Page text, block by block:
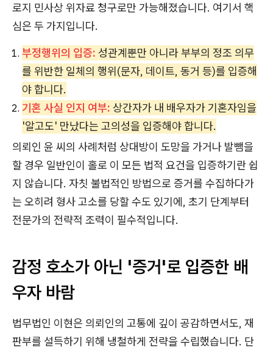
로지 민사상 위자료 청구로만 가능해졌습니다. 여기서 핵
심은 두 가지입니다.
부정행위의 입증: 성관계뿐만 아니라 부부의 정조 의무
를 위반한 일체의 행위(문자, 데이트, 동거 등)를 입증해
야 합니다.
기혼 사실 인지 여부: 상간자가 내 배우자가 기혼자임을
'알고도' 만났다는 고의성을 입증해야 합니다.
의뢰인 윤 씨의 사례처럼 상대방이 도망을 가거나 발뺌을
할 경우 일반인이 홀로 이 모든 법적 요건을 입증하기란 쉽
지 않습니다. 자칫 불법적인 방법으로 증거를 수집하다가
는 오히려 형사 고소를 당할 수도 있기에, 초기 단계부터
전문가의 전략적 조력이 필수적입니다.
감정 호소가 아닌 '증거'로 입증한 배
우자 바람
법무법인 이현은 의뢰인의 고통에 깊이 공감하면서도, 재
판부를 설득하기 위해 냉철하게 전략을 수립했습니다. 단